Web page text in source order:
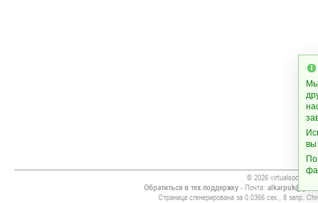
© 2026
Обратиться в тех.поддержку- Почта:
Страница сгенерирована за 0.0366 сек., 8 запр.
вы